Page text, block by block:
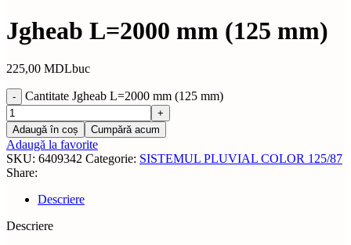
Jgheab L=2000 mm (125 mm)
225,00 MDLbuc
Cantitate Jgheab L=2000 mm (125 mm)
Adaugă în coș Cumpără acum
Adaugă la favorite
SKU: 6409342 Categorie: SISTEMUL PLUVIAL COLOR 125/87
Share:
Descriere
Descriere